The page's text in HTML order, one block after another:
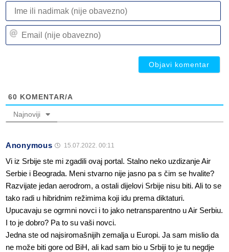
60 KOMENTAR/A
Najnoviji
Anonymous 15.07.2022. 00:11
Vi iz Srbije ste mi zgadili ovaj portal. Stalno neko uzdizanje Air
Serbie i Beograda. Meni stvarno nije jasno pa s čim se hvalite?
Razvijate jedan aerodrom, a ostali dijelovi Srbije nisu biti. Ali to se
tako radi u hibridnim režimima koji idu prema diktaturi.
Upucavaju se ogrmni novci i to jako netransparentno u Air Serbiu.
I to je dobro? Pa to su vaši novci.
Jedna ste od najsiromašnijih zemalja u Europi. Ja sam mislio da
ne može biti gore od BiH, ali kad sam bio u Srbiji to je tu negdje